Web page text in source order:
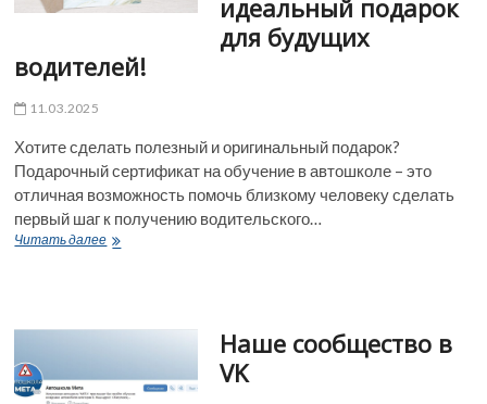
идеальный подарок
для будущих
водителей!
11.03.2025
Хотите сделать полезный и оригинальный подарок?
Подарочный сертификат на обучение в автошколе – это
отличная возможность помочь близкому человеку сделать
первый шаг к получению водительского…
Читать далееПодарочные
будущих
Наше сообщество в
VK